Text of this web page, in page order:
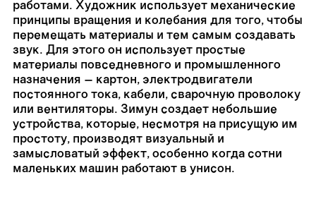
работами. Художник использует механические
принципы вращения и колебания для того, чтобы
перемещать материалы и тем самым создавать
звук. Для этого он использует простые
материалы повседневного и промышленного
назначения – картон, электродвигатели
постоянного тока, кабели, сварочную проволоку
или вентиляторы. Зимун создает небольшие
устройства, которые, несмотря на присущую им
простоту, производят визуальный и
замысловатый эффект, особенно когда сотни
маленьких машин работают в унисон.